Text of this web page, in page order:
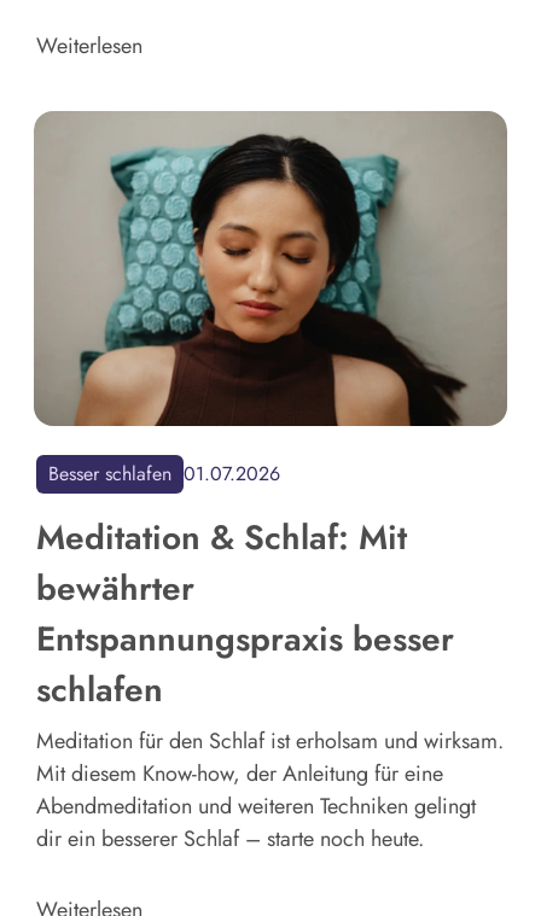
Weiterlesen
Besser schlafen 01.07.2026
Meditation & Schlaf: Mit
bewährter
Entspannungspraxis besser
schlafen
Meditation für den Schlaf ist erholsam und wirksam.
Mit diesem Know-how, der Anleitung für eine
Abendmeditation und weiteren Techniken gelingt
dir ein besserer Schlaf – starte noch heute.